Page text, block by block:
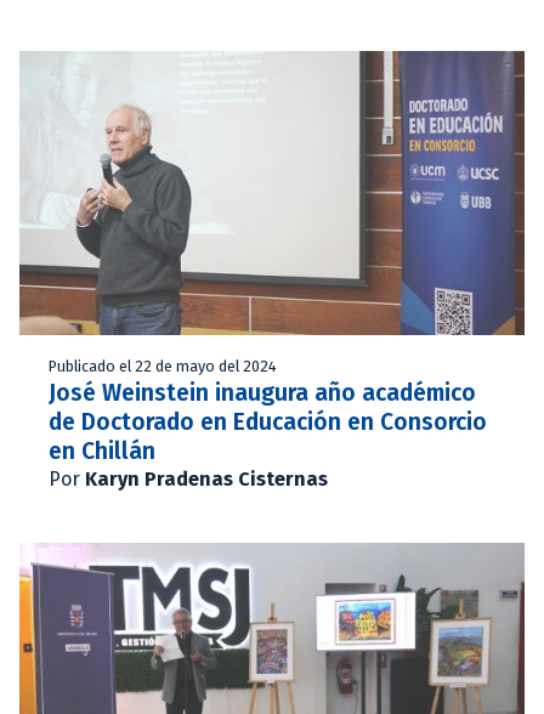
Publicado el 22 de mayo del 2024
José Weinstein inaugura año académico
de Doctorado en Educación en Consorcio
en Chillán
Por Karyn Pradenas Cisternas